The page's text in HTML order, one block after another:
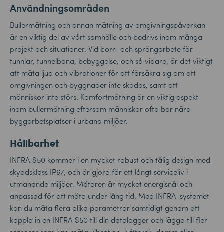
Användningsområden
Bullermätning och annan mätning av omgivningspåverkan
är en viktig del av vårt samhälle och bedrivs inom många
projekt och situationer. Vid borr- och sprängarbete för
tunnlar, tunnelbana, bebyggelse, och så vidare, är det viktigt
att mäta ljud och vibrationer för att försäkra sig om att
omgivningen och byggnader inte skadas, samt att
människor inte störs. Komfortmätning är en viktig aspekt
inom bullermätning eftersom människor ofta bor nära
byggarbetsplatser i urbana miljöer.
Hållbarhet
INFRA S50 kommer i en mycket robust och tålig design med
skyddsklass IP67, och är gjord för ett långt serviceliv i
utmanande miljöer. Mätaren är mycket energisnål och
anpassad för att mäta under lång tid. Med INFRA-systemet
kan du mäta flera olika parametrar samtidigt genom att
koppla in en INFRA S50 till din datalogger och lägga till fler